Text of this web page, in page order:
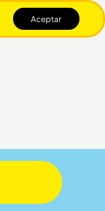
Cerrar
Aceptar